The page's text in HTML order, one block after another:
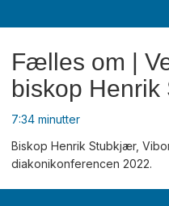
Fælles om |
biskop
7:34 minutter
Biskop Henrik Stubkjær,
diakonikonferencen 2022.